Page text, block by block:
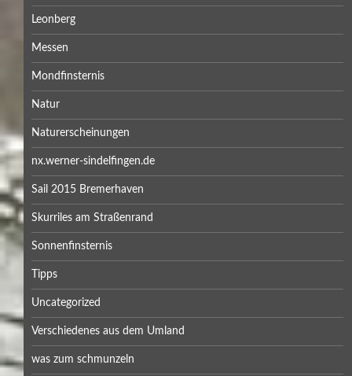
Leonberg
Messen
Mondfinsternis
Natur
Naturerscheinungen
nx.werner-sindelfingen.de
Sail 2015 Bremerhaven
Skurriles am Straßenrand
Sonnenfinsternis
Tipps
Uncategorized
Verschiedenes aus dem Umland
was zum schmunzeln